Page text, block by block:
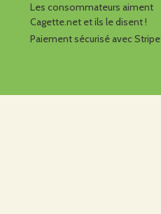
Les consommateurs aiment
Cagette.net et ils le disent !
Paiement sécurisé avec Stripe